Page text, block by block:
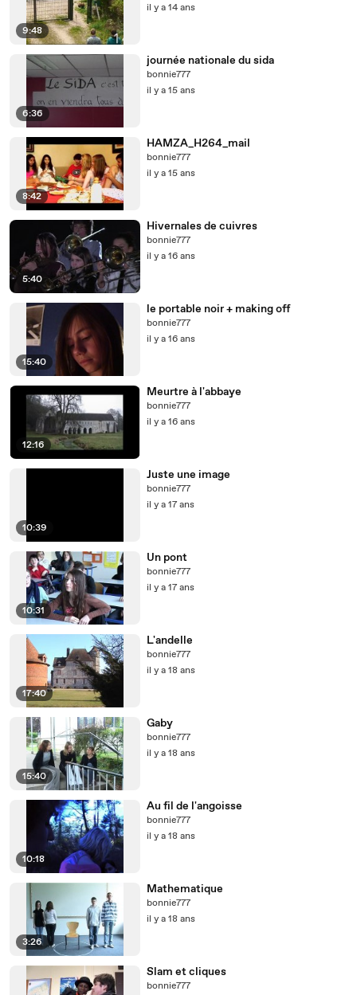
9:48
il y a 14 ans
6:36
journée nationale du sida
bonnie777
il y a 15 ans
8:42
HAMZA_H264_mail
bonnie777
il y a 15 ans
5:40
Hivernales de cuivres
bonnie777
il y a 16 ans
15:40
le portable noir + making off
bonnie777
il y a 16 ans
12:16
Meurtre à l'abbaye
bonnie777
il y a 16 ans
10:39
Juste une image
bonnie777
il y a 17 ans
10:31
Un pont
bonnie777
il y a 17 ans
17:40
L'andelle
bonnie777
il y a 18 ans
15:40
Gaby
bonnie777
il y a 18 ans
10:18
Au fil de l'angoisse
bonnie777
il y a 18 ans
3:26
Mathematique
bonnie777
il y a 18 ans
Slam et cliques
bonnie777